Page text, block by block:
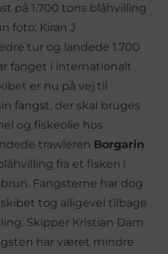
tur og landede 1.700
fanget i internationalt
er nu på vej til
fangst, der skal bruges
og fiskeolie hos
trawleren Borgarin
fra et fiskeri i
Fangsterne har dog
tog alligevel tilbage
Skipper Kristian Dam
har været mindre